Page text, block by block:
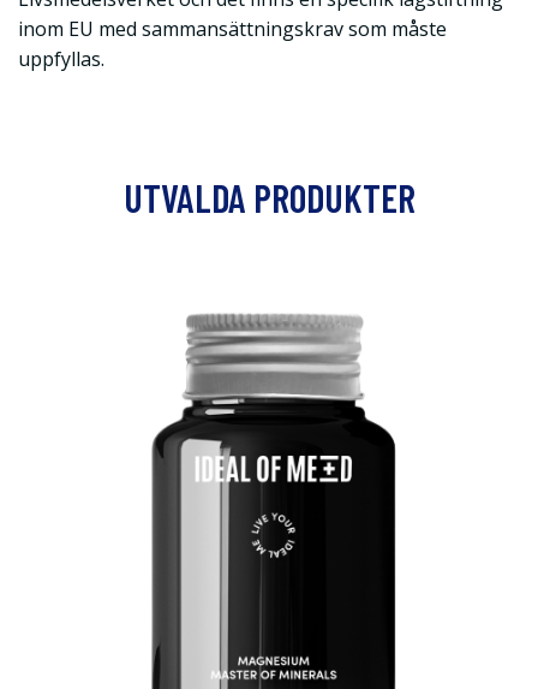
inom EU med sammansättningskrav som måste
uppfyllas.
UTVALDA PRODUKTER